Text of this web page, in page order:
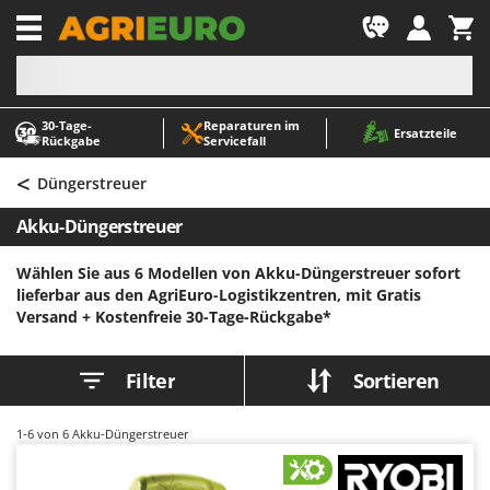
30‑Tage-
Rückgabe
Reparaturen im
Servicefall
Ersatzteile
-1
A
Abbeermaschinen - Traubenmühlen
Abfüllgeräte
Akku Gartenscheren
Akku Gras- und Strauchscheren
Akku-Stichsägen
Allzwecktransporter - Motorschubkarren
Anbaubagger Heckbagger für Traktoren
Arbeitsschutzkleidung
Aschesauger
Astkettensägen - Hochentaster
A
ABAC
AgriEuro Premium
AgriEuro TOP-LINE
AGT
Aima
Airmec
ALA 2000
Alce
Alpina
< Düngerstreuer
Akku-Düngerstreuer
Wählen Sie aus 6 Modellen von Akku-Düngerstreuer sofort
lieferbar aus den AgriEuro-Logistikzentren, mit Gratis
Versand + Kostenfreie 30-Tage-Rückgabe*
Filter Sortieren
1-6 von 6 Akku-Düngerstreuer